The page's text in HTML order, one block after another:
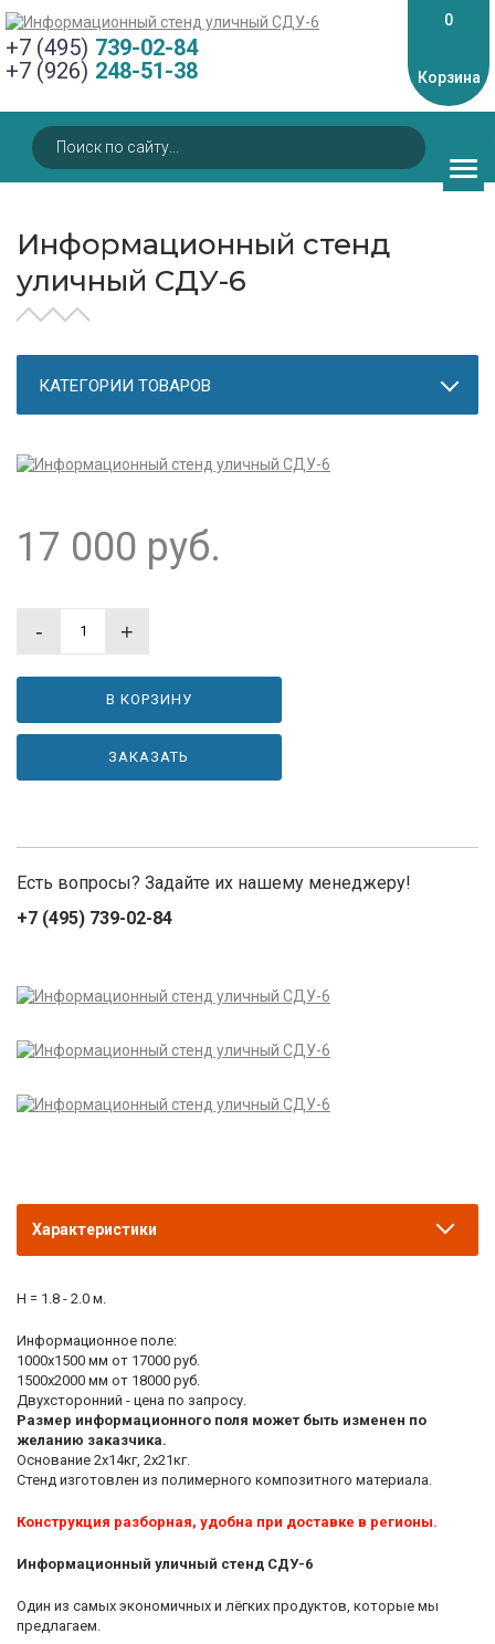
+7 (495) 739-02-84
+7 (926) 248-51-38
0
Корзина
Информационный стенд
уличный СДУ-6
КАТЕГОРИИ ТОВАРОВ
17 000 руб.
- +
В КОРЗИНУ
ЗАКАЗАТЬ
Есть вопросы? Задайте их нашему менеджеру!
+7 (495) 739-02-84
Характеристики
Н = 1.8 - 2.0 м.
Информационное поле:
1000x1500 мм от 17000 руб.
1500x2000 мм от 18000 руб.
Двухсторонний - цена по запросу.
Размер информационного поля может быть изменен по
желанию заказчика.
Основание 2х14кг, 2х21кг.
Стенд изготовлен из полимерного композитного материала.
Конструкция разборная, удобна при доставке в регионы.
Информационный уличный стенд СДУ-6
Один из самых экономичных и лёгких продуктов, которые мы
предлагаем.